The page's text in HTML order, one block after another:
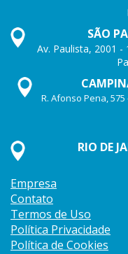
SÃO
Av. Paulista, 2001 -
R. Afonso Pena, 575
RIO DE
Empresa
Contato
Termos de Uso
Política Privacidade
Política de Cookies